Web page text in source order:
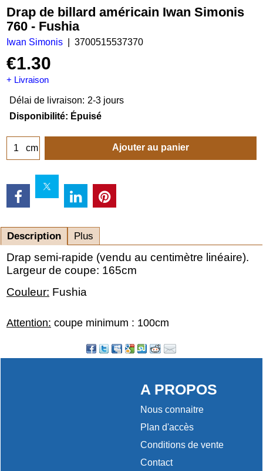
Drap de billard américain Iwan Simonis
760 - Fushia
Iwan Simonis 3700515537370
€1.30
+ Livraison
Délai de livraison: 2-3 jours
Disponibilité: Épuisé
cm Ajouter au panier
Description Plus
Drap semi-rapide (vendu au centimètre linéaire).
Largeur de coupe: 165cm
Couleur: Fushia
Attention: coupe minimum : 100cm
A PROPOS
Nous connaitre
Plan d'accès
Conditions de vente
Contact